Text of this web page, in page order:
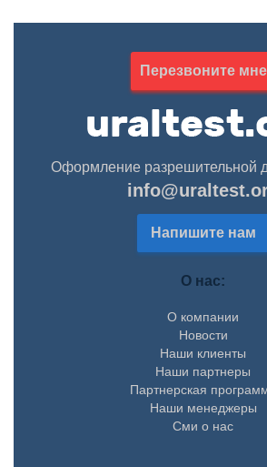
Перезвоните мне
Оформление разрешительной
Напишите нам
О нас:
О компании
Новости
Наши клиенты
Наши партнеры
Партнерская
Наши менеджеры
Сми о нас